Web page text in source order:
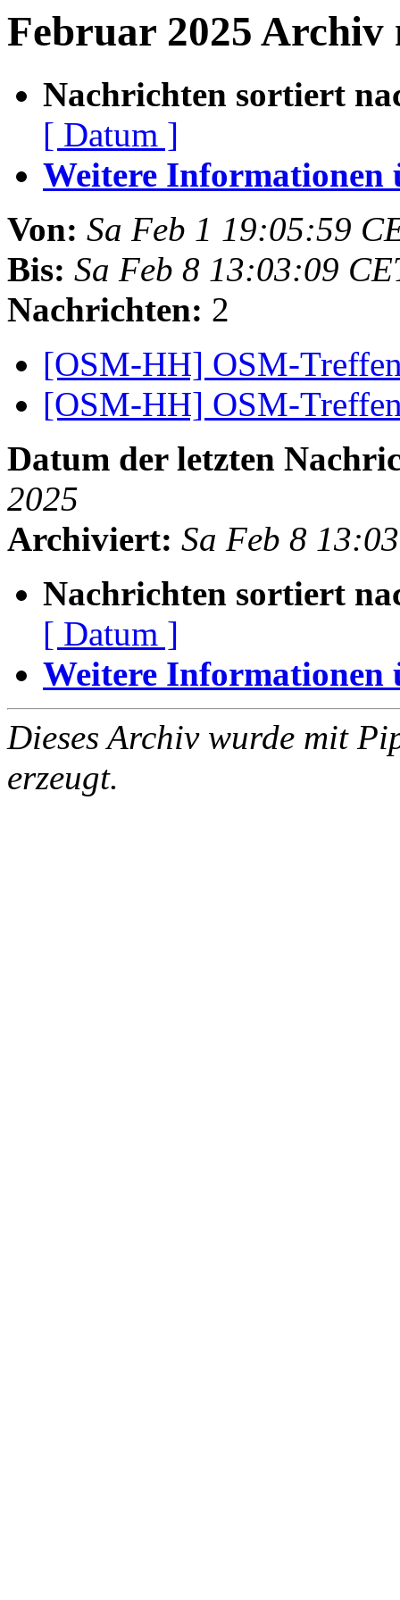
Februar 2025 Archiv
Nachrichten sortiert
[ Datum ]
Weitere Informationen
Von: Sa Feb 1 19:05:59
Bis: Sa Feb 8 13:03:09
Nachrichten: 2
[OSM-HH] OSM-
[OSM-HH] OSM-
Datum der letzten
2025
Archiviert: Sa Feb 8
Nachrichten sortiert
[ Datum ]
Weitere Informationen
Dieses Archiv wurde mit
erzeugt.